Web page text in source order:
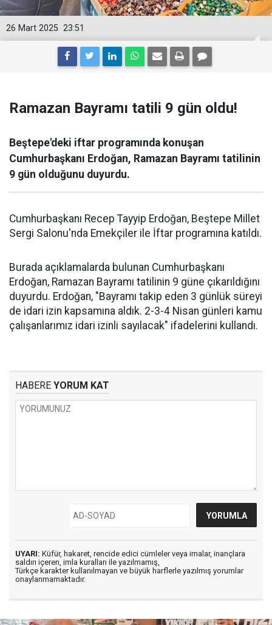
23:51
26 Mart 2025
Ramazan Bayramı tatili 9 gün oldu!
Beştepe'deki iftar programında konuşan
Cumhurbaşkanı Erdoğan, Ramazan Bayramı tatilinin
9 gün olduğunu duyurdu.
Cumhurbaşkanı Recep Tayyip Erdoğan, Beştepe Millet
Sergi Salonu'nda Emekçiler ile İftar programına katıldı.
Burada açıklamalarda bulunan Cumhurbaşkanı
Erdoğan, Ramazan Bayramı tatilinin 9 güne çıkarıldığını
duyurdu. Erdoğan, "Bayramı takip eden 3 günlük süreyi
de idari izin kapsamına aldık. 2-3-4 Nisan günleri kamu
çalışanlarımız idari izinli sayılacak" ifadelerini kullandı.
HABERE YORUM KAT
UYARI: Küfür, hakaret, rencide edici cümleler veya imalar, inançlara
saldırı içeren, imla kuralları ile yazılmamış,
Türkçe karakter kullanılmayan ve büyük harflerle yazılmış yorumlar
onaylanmamaktadır.